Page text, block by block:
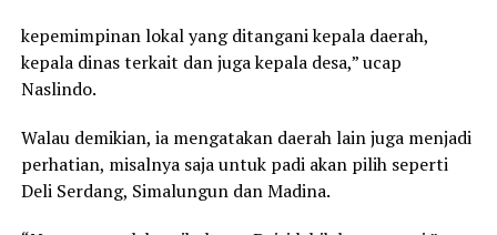
kepemimpinan lokal yang ditangani kepala daerah,
kepala dinas terkait dan juga kepala desa,” ucap
Naslindo.
Walau demikian, ia mengatakan daerah lain juga menjadi
perhatian, misalnya saja untuk padi akan pilih seperti
Deli Serdang, Simalungun dan Madina.